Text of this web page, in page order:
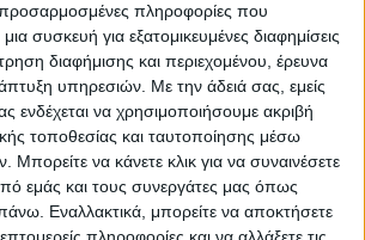
προσαρμοσμένες πληροφορίες που
συσκευή για εξατομικευμένες διαφημίσεις
διαφήμισης και περιεχομένου, έρευνα
υπηρεσιών. Με την άδειά σας, εμείς
ενδέχεται να χρησιμοποιήσουμε ακριβή
τοποθεσίας και ταυτοποίησης μέσω
να κάνετε κλικ για να συναινέσετε
εμάς και τους συνεργάτες μας όπως
Εναλλακτικά, μπορείτε να αποκτήσετε
Διεύθυνση Καρδίτσας, την
τον κ. Σωτηρόπουλο
που παρείχαν σε όλους
Δημοτική Αστυνομία, το
τον Ιατρικό Σύλλογο και
Αντιδήμαρχο κ. Σπάνια, ο